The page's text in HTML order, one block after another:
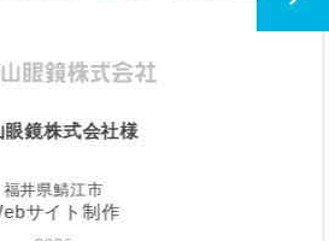
漆器はたけなか様
福井県鯖江市
2025